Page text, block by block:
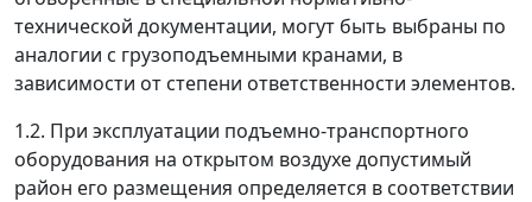
технической документации, могут быть выбраны по
аналогии с грузоподъемными кранами, в
зависимости от степени ответственности элементов.
1.2. При эксплуатации подъемно-транспортного
оборудования на открытом воздухе допустимый
район его размещения определяется в соответствии